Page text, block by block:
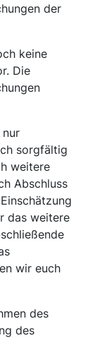
der
keine
Die
sorgfältig
weitere
Abschluss
das weitere
wir euch
des
des